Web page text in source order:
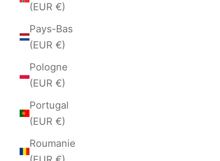
(EUR €)
Pays-Bas
(EUR €)
Pologne
(EUR €)
Portugal
(EUR €)
Roumanie